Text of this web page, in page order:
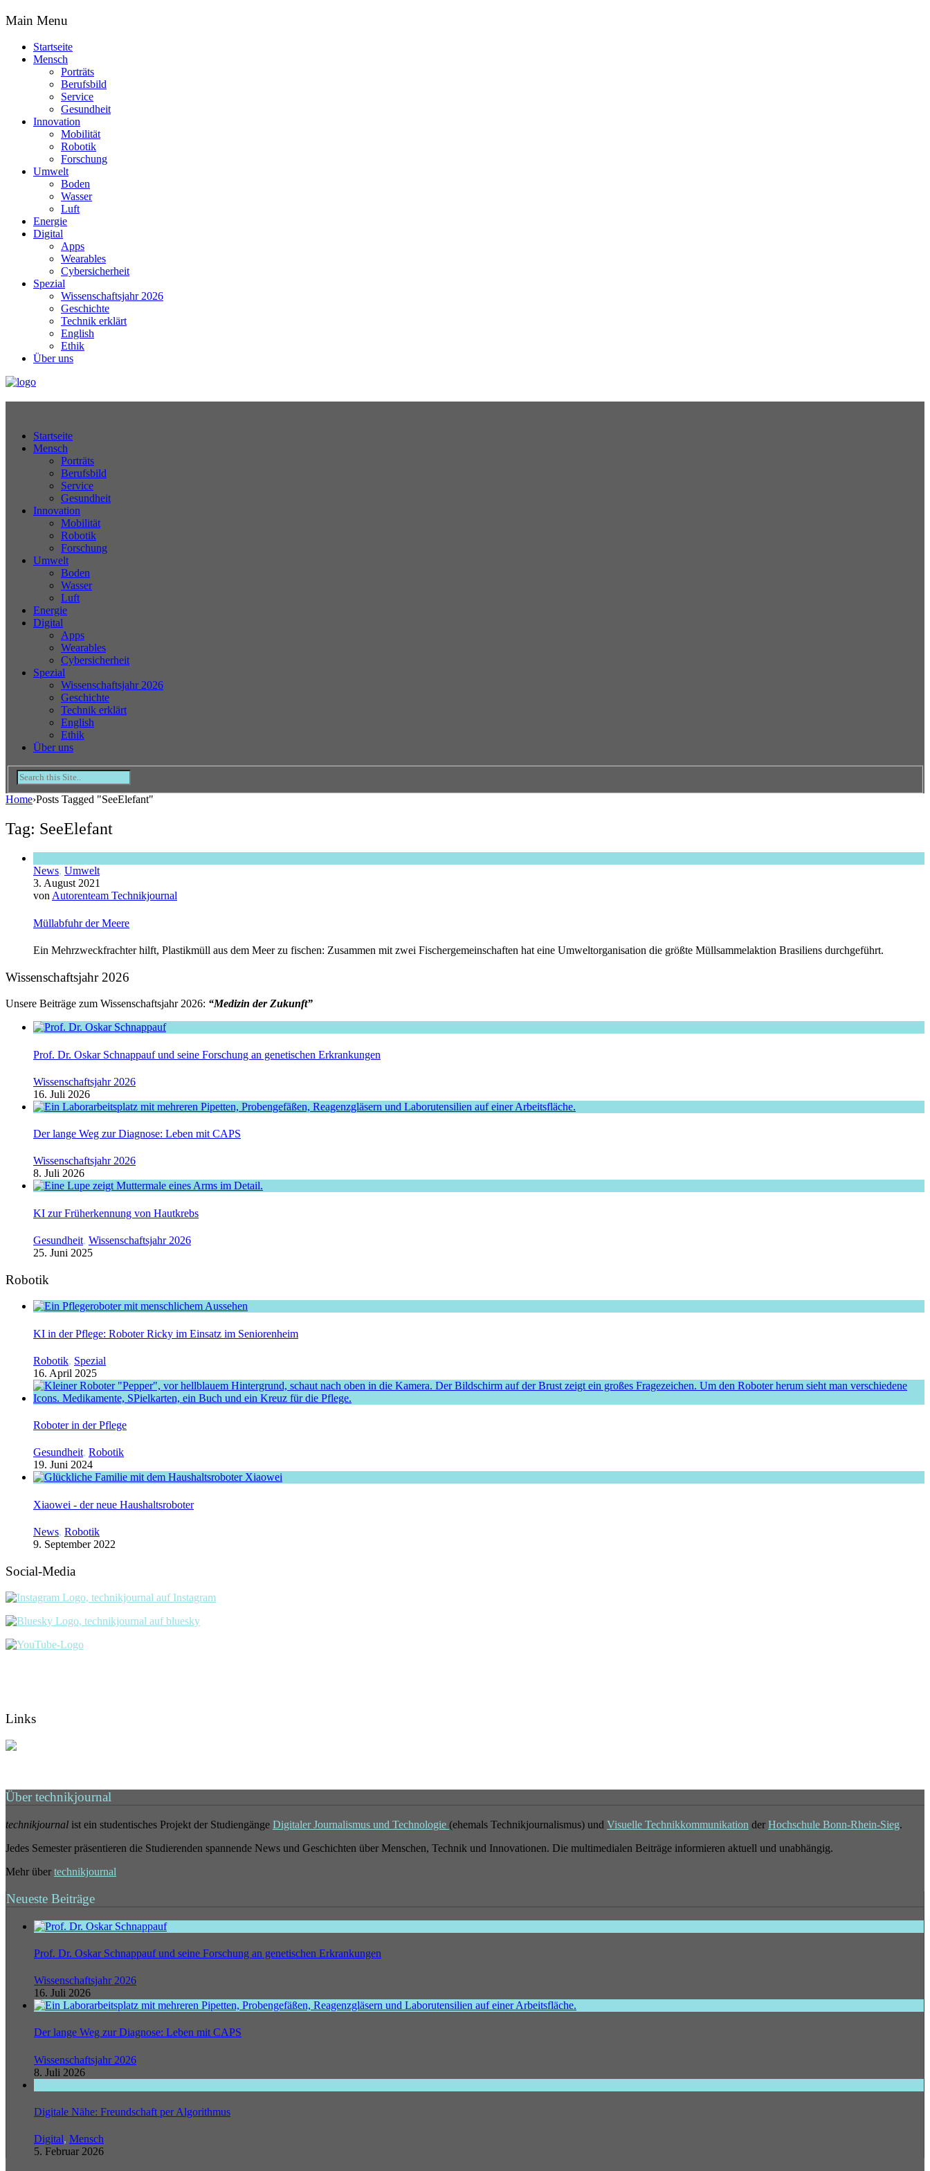
Main Menu
Startseite
Mensch
Porträts
Berufsbild
Service
Gesundheit
Innovation
Mobilität
Robotik
Forschung
Umwelt
Boden
Wasser
Luft
Energie
Digital
Apps
Wearables
Cybersicherheit
Spezial
Wissenschaftsjahr 2026
Geschichte
Technik erklärt
English
Ethik
Über uns
Startseite
Mensch
Porträts
Berufsbild
Service
Gesundheit
Innovation
Mobilität
Robotik
Forschung
Umwelt
Boden
Wasser
Luft
Energie
Digital
Apps
Wearables
Cybersicherheit
Spezial
Wissenschaftsjahr 2026
Geschichte
Technik erklärt
English
Ethik
Über uns
Home›Posts Tagged "SeeElefant"
Tag: SeeElefant
News, Umwelt
3. August 2021
von Autorenteam Technikjournal
Müllabfuhr der Meere
Ein Mehrzweckfrachter hilft, Plastikmüll aus dem Meer zu fischen: Zusammen mit zwei Fischergemeinschaften hat eine Umweltorganisation die größte Müllsammelaktion Brasiliens durchgeführt.
Wissenschaftsjahr 2026
Unsere Beiträge zum Wissenschaftsjahr 2026: “Medizin der Zukunft”
Prof. Dr. Oskar Schnappauf und seine Forschung an genetischen Erkrankungen
Wissenschaftsjahr 2026
16. Juli 2026
Der lange Weg zur Diagnose: Leben mit CAPS
Wissenschaftsjahr 2026
8. Juli 2026
KI zur Früherkennung von Hautkrebs
Gesundheit, Wissenschaftsjahr 2026
25. Juni 2025
Robotik
KI in der Pflege: Roboter Ricky im Einsatz im Seniorenheim
Robotik, Spezial
16. April 2025
Roboter in der Pflege
Gesundheit, Robotik
19. Juni 2024
Xiaowei - der neue Haushaltsroboter
News, Robotik
9. September 2022
Social-Media
Links
Über technikjournal
technikjournal ist ein studentisches Projekt der Studiengänge Digitaler Journalismus und Technologie (ehemals Technikjournalismus) und Visuelle Technikkommunikation der Hochschule Bonn-Rhein-Sieg.
Jedes Semester präsentieren die Studierenden spannende News und Geschichten über Menschen, Technik und Innovationen. Die multimedialen Beiträge informieren aktuell und unabhängig.
Mehr über technikjournal
Neueste Beiträge
Prof. Dr. Oskar Schnappauf und seine Forschung an genetischen Erkrankungen
Wissenschaftsjahr 2026
16. Juli 2026
Der lange Weg zur Diagnose: Leben mit CAPS
Wissenschaftsjahr 2026
8. Juli 2026
Digitale Nähe: Freundschaft per Algorithmus
Digital, Mensch
5. Februar 2026